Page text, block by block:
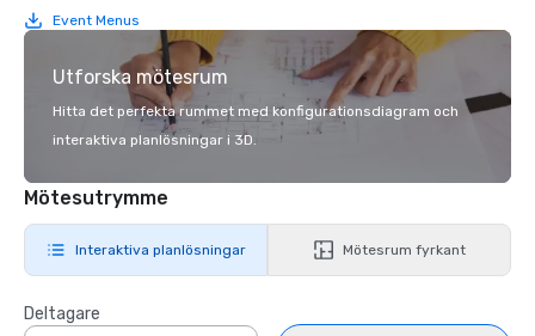
Event Menus
Utforska mötesrum
Hitta det perfekta rummet med konfigurationsdiagram och
interaktiva planlösningar i 3D.
Mötesutrymme
Interaktiva planlösningar Mötesrum fyrkant
Deltagare